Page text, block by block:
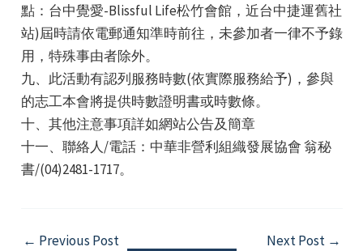
點：台中覺愛-Blissful Life松竹會館，近台中捷運舊社
站)屆時請依電郵通知準時前往，未參加者一律不予錄
用，特殊事由者除外。
九、此活動有認列服務時數(依實際服務給予)，參與
的志工本會將提供時數證明書或時數條。
十、其他注意事項詳如網站公告及簡章
十一、聯絡人/電話：中華非營利組織發展協會 翁秘
書/(04)2481-1717。
Post
← Previous Post Next Post →